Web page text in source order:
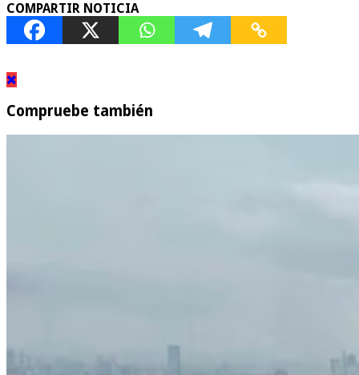
COMPARTIR NOTICIA
Compruebe también